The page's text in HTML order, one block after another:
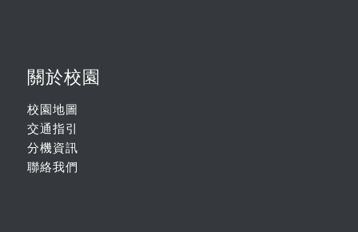
關於校園
校園地圖
交通指引
分機資訊
聯絡我們